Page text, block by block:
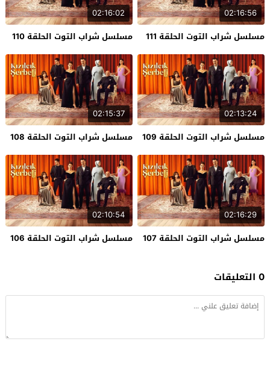
02:16:56
مسلسل شراب التوت الحلقة 111
02:16:02
مسلسل شراب التوت الحلقة 110
02:13:24
مسلسل شراب التوت الحلقة 109
02:15:37
مسلسل شراب التوت الحلقة 108
02:16:29
مسلسل شراب التوت الحلقة 107
02:10:54
مسلسل شراب التوت الحلقة 106
0 التعليقات